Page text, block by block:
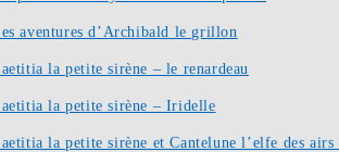
aventures d’Archibald le grillon
la petite sirène – le renardeau
la petite sirène – Iridelle
la petite sirène et Cantelune l’elfe des airs